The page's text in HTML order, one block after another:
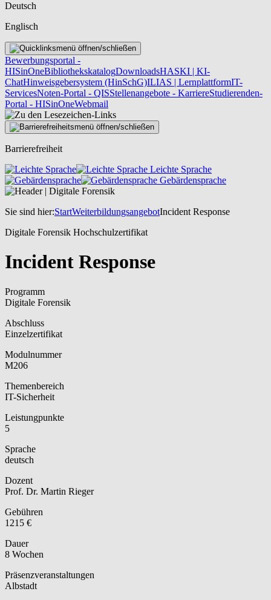
Deutsch
Englisch
Bewerbungsportal -
HISinOneBibliothekskatalogDownloadsHASKI | KI-
ChatHinweisgebersystem (HinSchG)ILIAS | LernplattformIT-
ServicesNoten-Portal - QISStellenangebote - KarriereStudierenden-
Portal - HISinOneWebmail
Barrierefreiheit
Leichte Sprache
Gebärdensprache
Sie sind hier:StartWeiterbildungsangebotIncident Response
Digitale Forensik Hochschulzertifikat
Incident Response
Programm
Digitale Forensik
Abschluss
Einzelzertifikat
Modulnummer
M206
Themenbereich
IT-Sicherheit
Leistungpunkte
5
Sprache
deutsch
Dozent
Prof. Dr. Martin Rieger
Gebühren
1215 €
Dauer
8 Wochen
Präsenzveranstaltungen
Albstadt